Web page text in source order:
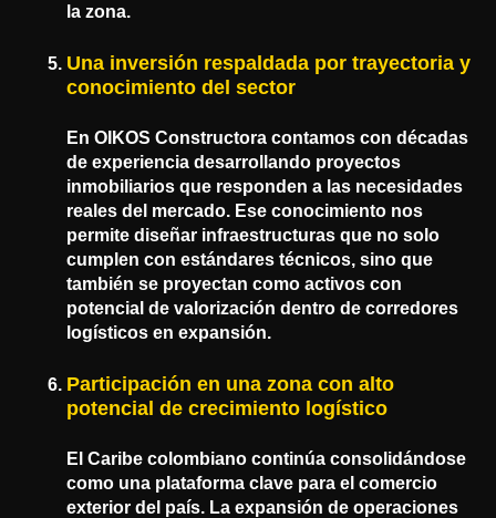
la zona.
Una inversión respaldada por trayectoria y
conocimiento del sector
En OIKOS Constructora contamos con décadas
de experiencia desarrollando proyectos
inmobiliarios que responden a las necesidades
reales del mercado. Ese conocimiento nos
permite diseñar infraestructuras que no solo
cumplen con estándares técnicos, sino que
también se proyectan como activos con
potencial de valorización dentro de corredores
logísticos en expansión.
Participación en una zona con alto
potencial de crecimiento logístico
El Caribe colombiano continúa consolidándose
como una plataforma clave para el comercio
exterior del país. La expansión de operaciones